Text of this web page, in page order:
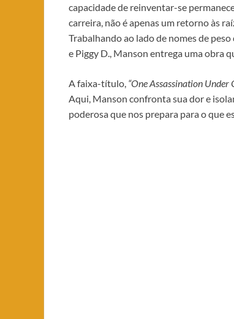
capacidade de reinventar-se
carreira, não é apenas um retorno às
Trabalhando ao lado de nomes de
e Piggy D., Manson entrega uma obra
A faixa-título, “One Assassination Under
Aqui, Manson confronta sua dor e
poderosa que nos prepara para o que